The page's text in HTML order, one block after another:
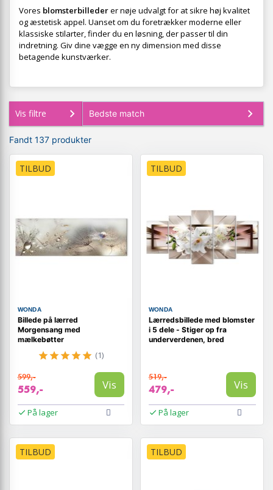
Vores blomsterbillederer nøje udvalgt for at sikre høj kvalitet
og æstetisk appel. Uanset om du foretrækker moderne eller
klassiske stilarter, finder du en løsning, der passer til din
indretning. Giv dine vægge en ny dimension med disse
betagende kunstværker.
Vis filtre
Fandt 137 produkter
TILBUD
WONDA
Billede på lærred
Morgensang med
mælkebøtter
(1)
599,-
559,- Vis
På lager
TILBUD
WONDA
Lærredsbillede med blomster
i 5 dele - Stiger op fra
underverdenen, bred
519,-
479,- Vis
På lager
TILBUD TILBUD